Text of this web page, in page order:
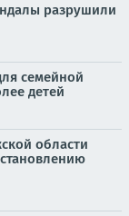
разрушили
семейной
детей
области